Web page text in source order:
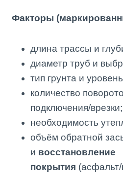
Факторы
длина трассы и
диаметр труб и
тип грунта и
количество
подключения/врезки;
необходимость
объём обратной
и восстановление
покрытия